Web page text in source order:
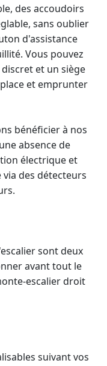
des accoudoirs
sans oublier
d'assistance
Vous pouvez
et un siège
et emprunter
bénéficier à nos
absence de
électrique et
des détecteurs
sont deux
avant tout le
escalier droit
suivant vos